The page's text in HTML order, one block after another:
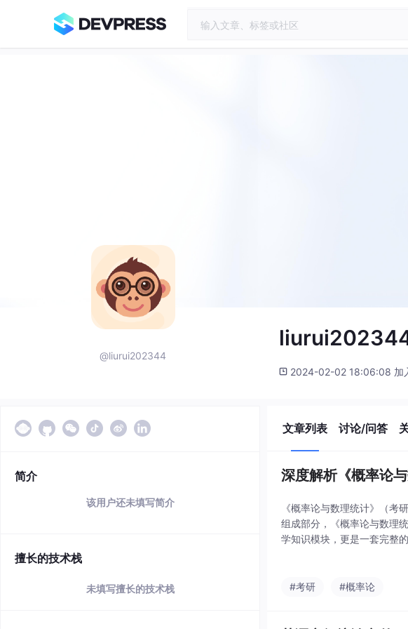
@liurui202344
2024-02-02 18:06:08 加
简介
该用户还未填写简介
擅长的技术栈
未填写擅长的技术栈
文章列表 讨论/问答
深度解析《概率论
《概率论与数理统计》（考
组成部分，《概率论与数理
学知识模块，更是一套完整
#考研
#概率论